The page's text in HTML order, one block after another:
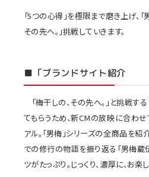
「5つの心得」を極限まで磨き上げ、
その先へ。」挑戦していきます。
■「ブランドサイト紹介
「梅干しの、その先へ。」と挑戦する
てもらうため、新CMの放映に合わせ
アル。「男梅」シリーズの全商品を紹
での修行の物語を振り返る「男梅蔵
ツがたっぷり。じっくり、濃厚に、お楽